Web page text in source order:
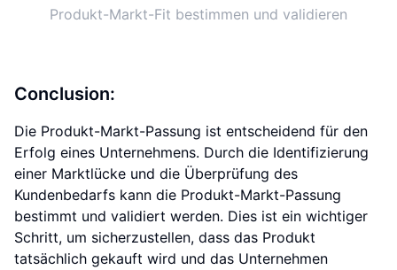
Produkt-Markt-Fit bestimmen und validieren
Conclusion:
Die Produkt-Markt-Passung ist entscheidend für den
Erfolg eines Unternehmens. Durch die Identifizierung
einer Marktlücke und die Überprüfung des
Kundenbedarfs kann die Produkt-Markt-Passung
bestimmt und validiert werden. Dies ist ein wichtiger
Schritt, um sicherzustellen, dass das Produkt
tatsächlich gekauft wird und das Unternehmen